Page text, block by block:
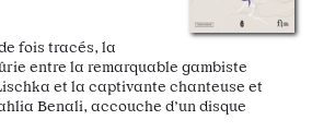
fois tracés, la
entre la remarquable gambiste
et la captivante chanteuse et
Benali, accouche d’un disque